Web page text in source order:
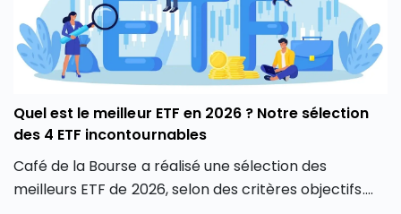
Quel est le meilleur ETF en 2026 ? Notre sélection
des 4 ETF incontournables
Café de la Bourse a réalisé une sélection des
meilleurs ETF de 2026, selon des critères objectifs.